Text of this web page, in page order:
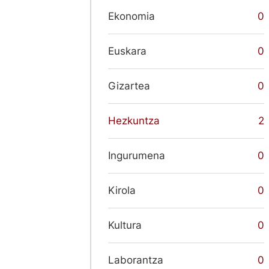
Ekonomia 0
Euskara 0
Gizartea 0
Hezkuntza 2
Ingurumena 0
Kirola 0
Kultura 0
Laborantza 0